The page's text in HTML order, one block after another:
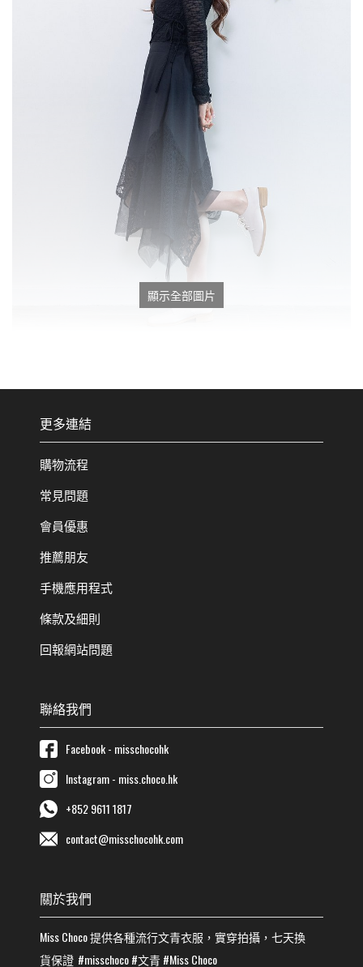
顯示全部圖片
更多連結
購物流程
常見問題
會員優惠
推薦朋友
手機應用程式
條款及細則
回報網站問題
聯絡我們
Facebook - misschocohk
Instagram - miss.choco.hk
+852 9611 1817
contact@misschocohk.com
關於我們
Miss Choco提供各種流行文青衣服，實穿拍攝，七天換
貨保證 #misschoco#文青#Miss Choco